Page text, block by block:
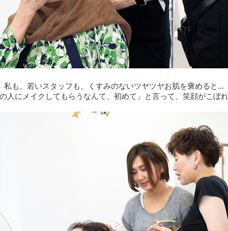
私も、若いスタッフも、くすみのないツヤツヤお肌を褒めると...
人にメイクしてもらうなんて、初めて」と言って、笑顔がこぼ